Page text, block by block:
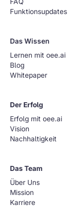
Funktionsupdates
Das Wissen
Lernen mit oee.ai
Blog
Whitepaper
Der Erfolg
Erfolg mit oee.ai
Vision
Nachhaltigkeit
Das Team
Über Uns
Mission
Karriere